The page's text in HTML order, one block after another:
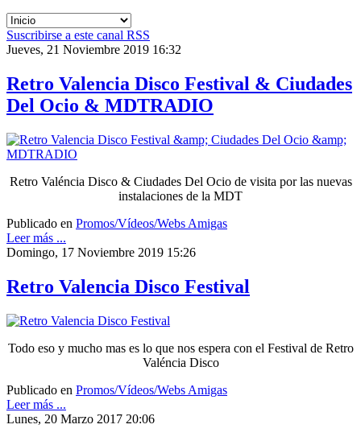
Suscribirse a este canal RSS
Jueves, 21 Noviembre 2019 16:32
Retro Valencia Disco Festival & Ciudades
Del Ocio & MDTRADIO
Retro Valéncia Disco & Ciudades Del Ocio de visita por las nuevas
instalaciones de la MDT
Publicado en Promos/Vídeos/Webs Amigas
Leer más ...
Domingo, 17 Noviembre 2019 15:26
Retro Valencia Disco Festival
Todo eso y mucho mas es lo que nos espera con el Festival de Retro
Valéncia Disco
Publicado en Promos/Vídeos/Webs Amigas
Leer más ...
Lunes, 20 Marzo 2017 20:06